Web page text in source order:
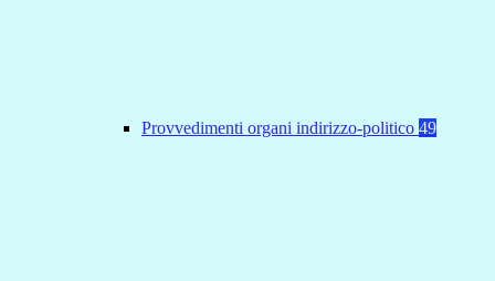
Provvedimenti organi indirizzo-politico 49